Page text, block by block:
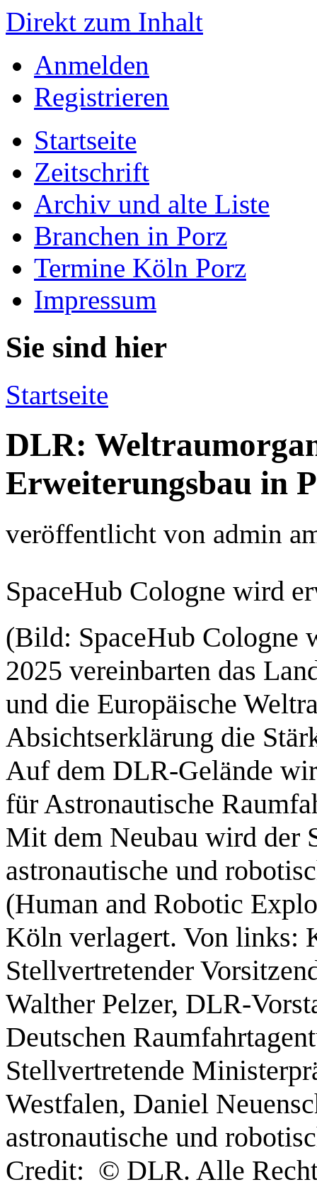
Direkt zum Inhalt
Anmelden
Registrieren
Startseite
Zeitschrift
Archiv und alte Liste
Branchen in Porz
Termine Köln Porz
Impressum
Sie sind hier
Startseite
DLR:
Erweiterungsbau in
veröffentlicht von admin
SpaceHub Cologne wird
(Bild: SpaceHub Cologne
2025 vereinbarten das
und die Europäische
Absichtserklärung die
Auf dem DLR-Gelände
für Astronautische
Mit dem Neubau wird der
astronautische und
(Human and Robotic
Köln verlagert. Von links:
Stellvertretender
Walther Pelzer, DLR-
Deutschen
Stellvertretende
Westfalen, Daniel
astronautische und
Credit: © DLR. Alle